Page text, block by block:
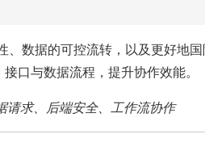
、数据的可控流转，以及更好地
口与数据流程，提升协作效能。
求、后端安全、工作流协作